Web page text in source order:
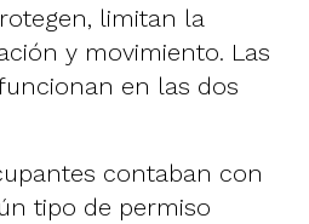
limitan la
y movimiento. Las
en las dos
contaban con
tipo de permiso